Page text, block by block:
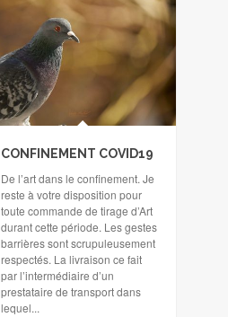
CONFINEMENT COVID19
De l’art dans le confinement. Je
reste à votre disposition pour
toute commande de tirage d’Art
durant cette période. Les gestes
barrières sont scrupuleusement
respectés. La livraison ce fait
par l’intermédiaire d’un
prestataire de transport dans
lequel...